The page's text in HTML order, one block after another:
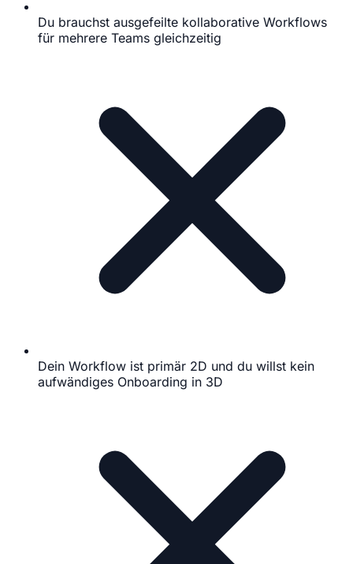
Du brauchst ausgefeilte kollaborative Workflows
für mehrere Teams gleichzeitig
Dein Workflow ist primär 2D und du willst kein
aufwändiges Onboarding in 3D